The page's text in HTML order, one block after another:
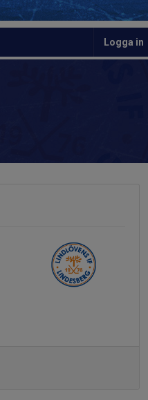
Logga in